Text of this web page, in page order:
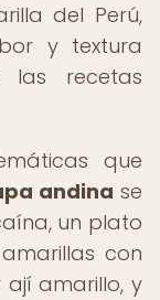
del Perú,
y textura
las recetas
que
andina se
un plato
con
amarillo, y